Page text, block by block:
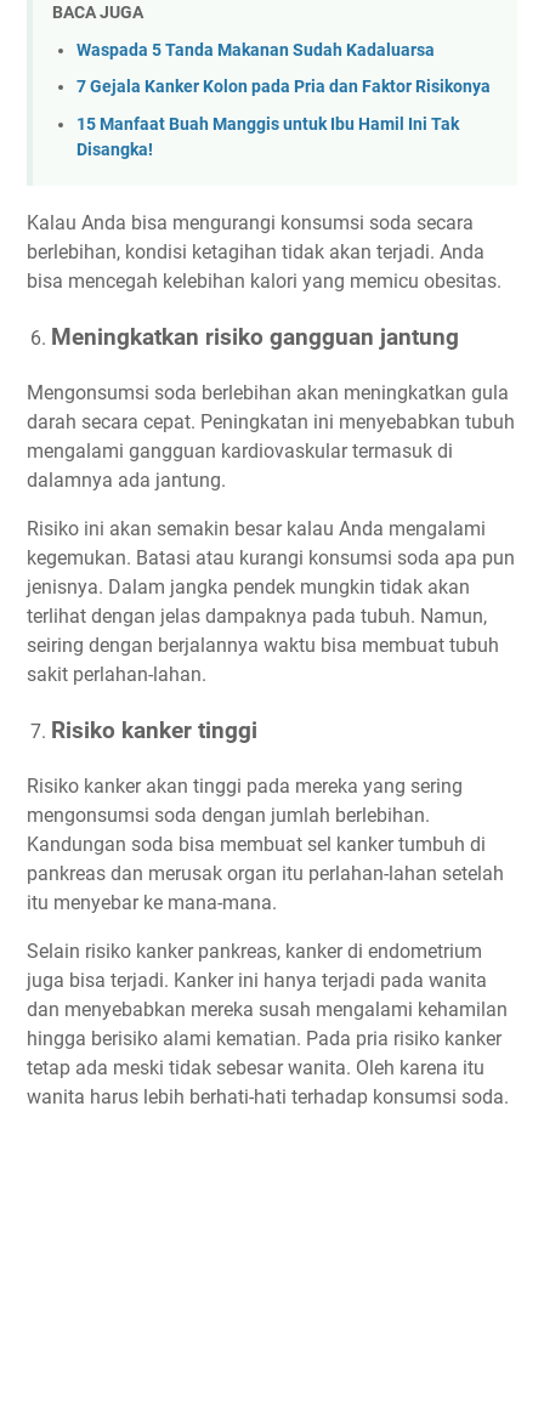
BACA JUGA
Waspada 5 Tanda Makanan Sudah Kadaluarsa
7 Gejala Kanker Kolon pada Pria dan Faktor Risikonya
15 Manfaat Buah Manggis untuk Ibu Hamil Ini Tak
Disangka!
Kalau Anda bisa mengurangi konsumsi soda secara
berlebihan, kondisi ketagihan tidak akan terjadi. Anda
bisa mencegah kelebihan kalori yang memicu obesitas.
Meningkatkan risiko gangguan jantung
Mengonsumsi soda berlebihan akan meningkatkan gula
darah secara cepat. Peningkatan ini menyebabkan tubuh
mengalami gangguan kardiovaskular termasuk di
dalamnya ada jantung.
Risiko ini akan semakin besar kalau Anda mengalami
kegemukan. Batasi atau kurangi konsumsi soda apa pun
jenisnya. Dalam jangka pendek mungkin tidak akan
terlihat dengan jelas dampaknya pada tubuh. Namun,
seiring dengan berjalannya waktu bisa membuat tubuh
sakit perlahan-lahan.
Risiko kanker tinggi
Risiko kanker akan tinggi pada mereka yang sering
mengonsumsi soda dengan jumlah berlebihan.
Kandungan soda bisa membuat sel kanker tumbuh di
pankreas dan merusak organ itu perlahan-lahan setelah
itu menyebar ke mana-mana.
Selain risiko kanker pankreas, kanker di endometrium
juga bisa terjadi. Kanker ini hanya terjadi pada wanita
dan menyebabkan mereka susah mengalami kehamilan
hingga berisiko alami kematian. Pada pria risiko kanker
tetap ada meski tidak sebesar wanita. Oleh karena itu
wanita harus lebih berhati-hati terhadap konsumsi soda.